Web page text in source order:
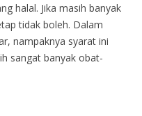
halal. Jika masih banyak
tidak boleh. Dalam
nampaknya syarat ini
sangat banyak obat-